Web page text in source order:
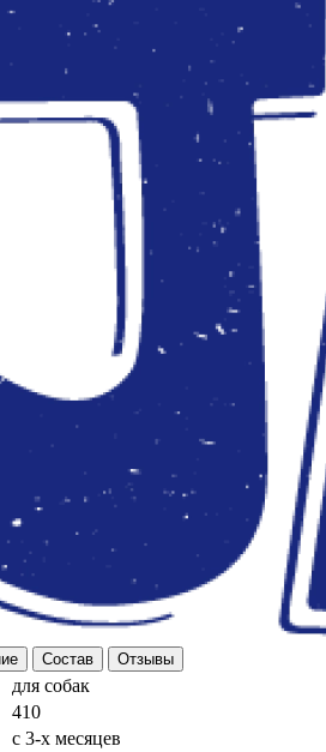
Состав Отзывы
для собак
410
с 3-х месяцев